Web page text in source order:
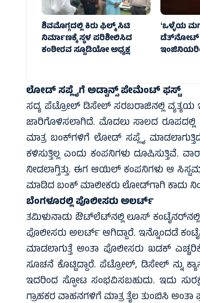
ಶಿವಮೊಗ್ಗದಲ್ಲಿ ಕಿರು ಫಿಲ್ಮ್ ಸಿಟಿ
ನಿರ್ಮಾಣಕ್ಕೆ ಸ್ಥಳ ಪರಿಶೀಲಿಸಿದ
ಕಂಠೀರವ ಸ್ಟೂಡಿಯೋ ಅಧ್ಯಕ್ಷ
ʻಒಳ್ಳೆಯ
ಡೆತ್‌ನೋಟ್
ಲೋಡ್ ಸಪ್ಲೈಗೆ ಅಡ್ವಾನ್ಸ್‌ ಪೇಮೆಂಟ್‌ ಫಸ್ಟ್‌
ಸದ್ಯ ಪೆಟ್ರೋಲ್ ಡಿಸೇಲ್ ಸರಬರಾಜಿನಲ್ಲಿ
ಜಾರಿಗೊಳಿಸಲಾಗಿದೆ. ಮೊದಲು ಸಾಲದ
ಮಾತ್ರ ಬಂಕ್‌ಗಳಿಗೆ ಲೋಡ್ ಸಪ್ಲೈ
ಕಳಿಸುತ್ತಿಲ್ಲ ಎಂದು ಕಂಪನಿಗಳು ದೂಷಿಸುತ್ತಿವೆ.
ನೀಡಲಾಗ್ತಿತ್ತು. ಈಗ ಆಯಿಲ್ ಕಂಪನಿಗಳು ಆ
ಮಾಡಿದ ಬಂಕ್ ಮಾಲೀಕರು ಲೋಡ್‌ಗಾಗಿ ಕಾದು
ಬೆಂಗಳೂರಲ್ಲಿ ಪೊಲೀಸರು ಅಲರ್ಟ್‌
ತಮಿಳುನಾಡು ಔಟ್‌ಲೆಟ್‌ನಲ್ಲಿ ಲೂಸ್
ಪೊಲೀಸರು ಅಲರ್ಟ್ ಆಗಿದ್ದಾರೆ. ಇನ್ನೊಂದಡೆ
ಮಾಡಲಾಗುತ್ತೆ ಅಂತಾ ಪೊಲೀಸರು ಖಡಕ್
ಸೂಚನೆ ಕೊಟ್ಟಿದ್ದಾರೆ. ಪೆಟ್ರೋಲ್, ಡಿಸೇಲ್ ನ್ನು
ಇದರಿಂದ ಸ್ಫೋಟ ಸಂಭವಿಸಬಹುದು. ಇದು
ಗ್ರಾಹಕರ ವಾಹನಗಳಿಗೆ ಮಾತ್ರ ತೈಲ ತುಂಬಿಸಿ